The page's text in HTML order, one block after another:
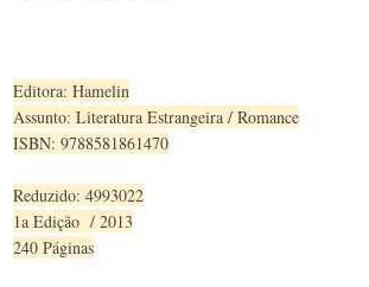
Editora: Hamelin
Assunto: Literatura Estrangeira / Romance
ISBN: 9788581861470
Reduzido: 4993022
1a Edição / 2013
240 Páginas